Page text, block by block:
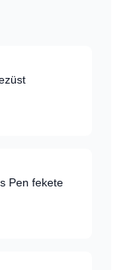
Pen fekete